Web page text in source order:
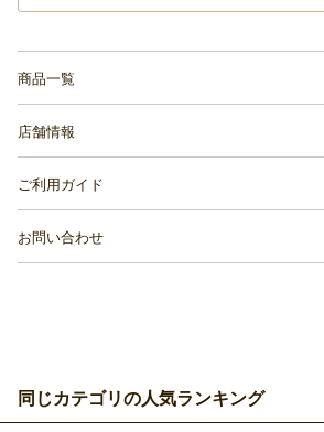
商品一覧
店舗情報
ご利用ガイド
お問い合わせ
同じカテゴリの人気ランキング